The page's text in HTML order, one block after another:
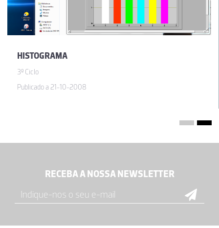
HISTOGRAMA
3º Ciclo
Publicado a 21-10-2008
RECEBA A NOSSA NEWSLETTER